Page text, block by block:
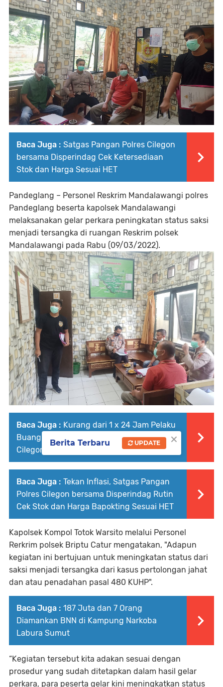
Baca Juga : Satgas Pangan Polres Cilegon
bersama Disperindag Cek Ketersediaan
Stok dan Harga Sesuai HET
Pandeglang – Personel Reskrim Mandalawangi polres
Pandeglang beserta kapolsek Mandalawangi
melaksanakan gelar perkara peningkatan status saksi
menjadi tersangka di ruangan Reskrim polsek
Mandalawangi pada Rabu (09/03/2022).
Baca Juga : Kurang dari 1 x 24 Jam Pelaku
Buang Bayi Ditangkap Polsek Anyer Polres
Cilegon
Baca Juga : Tekan Inflasi, Satgas Pangan
Polres Cilegon bersama Disperindag Rutin
Cek Stok dan Harga Bapokting Sesuai HET
Kapolsek Kompol Totok Warsito melalui Personel
Rerkrim polsek Briptu Catur mengatakan, "Adapun
kegiatan ini bertujuan untuk meningkatan status dari
saksi menjadi tersangka dari kasus pertolongan jahat
dan atau penadahan pasal 480 KUHP".
Baca Juga : 187 Juta dan 7 Orang
Diamankan BNN di Kampung Narkoba
Labura Sumut
“Kegiatan tersebut kita adakan sesuai dengan
prosedur yang sudah ditetapkan dalam hasil gelar
perkara, para peserta gelar kini meningkatkan status
×
Berita Terbaru UPDATE